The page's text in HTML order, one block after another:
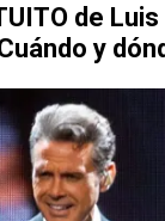
de
y